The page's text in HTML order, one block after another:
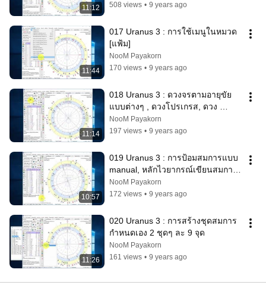
11:12
508 views • 9 years ago
11:44
017 Uranus 3 : การใช้เมนูในหมวด
[แฟ้ม]
NooM Payakorn
170 views • 9 years ago
11:14
018 Uranus 3 : ดวงจรตามอายุขัย
แบบต่างๆ , ดวงโปรเกรส, ดวง
Composit, ดวงครึ่งโค้ง , 2 เท่าของ
โค้ง
NooM Payakorn
197 views • 9 years ago
10:57
019 Uranus 3 : การป้อมสมการแบบ
manual, หลักไวยากรณ์เขียนสมการ
ดาว
NooM Payakorn
172 views • 9 years ago
11:26
020 Uranus 3 : การสร้างชุดสมการ
กำหนดเอง 2 ชุดๆ ละ 9 จุด
NooM Payakorn
161 views • 9 years ago